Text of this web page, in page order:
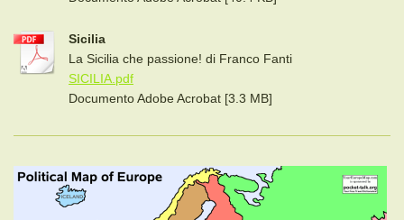
Sicilia
La Sicilia che passione! di Franco Fanti
SICILIA.pdf
Documento Adobe Acrobat [3.3 MB]